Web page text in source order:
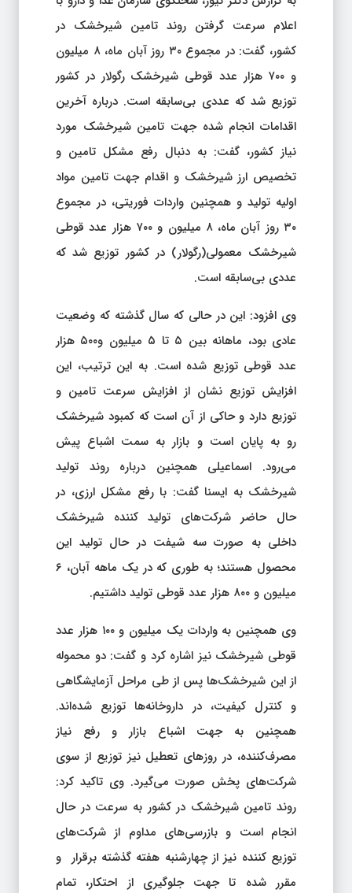
اعلام سرعت گرفتن روند تامین شیرخشک در
کشور، گفت: در مجموع ۳۰ روز آبان ماه، ۸ میلیون
و ۷۰۰ هزار عدد قوطی شیرخشک رگولار در کشور
توزیع شد که عددی بی‌سابقه است. درباره آخرین
اقدامات انجام شده جهت تامین شیرخشک مورد
نیاز کشور، گفت: به دنبال رفع مشکل تامین و
تخصیص ارز شیرخشک و اقدام جهت تامین مواد
اولیه تولید و همچنین واردات فوریتی، در مجموع
۳۰ روز آبان ماه، ۸ میلیون و ۷۰۰ هزار عدد قوطی
شیرخشک معمولی(رگولار) در کشور توزیع شد که
عددی بی‌سابقه است.
وی افزود: این در حالی که سال گذشته که وضعیت
عادی بود، ماهانه بین ۵ تا ۵ میلیون و۵۰۰ هزار
عدد قوطی توزیع شده است. به این ترتیب، این
افزایش توزیع نشان از افزایش سرعت تامین و
توزیع دارد و حاکی از آن است که کمبود شیرخشک
رو به پایان است و بازار به سمت اشباع پیش
می‌رود. اسماعیلی همچنین درباره روند تولید
شیرخشک به ایسنا گفت: با رفع مشکل ارزی، در
حال حاضر شرکت‌های تولید کننده شیرخشک
داخلی به صورت سه شیفت در حال تولید این
محصول هستند؛ به طوری که در یک ماهه آبان، ۶
میلیون و ۸۰۰ هزار عدد قوطی تولید داشتیم.
وی همچنین به واردات یک میلیون و ۱۰۰ هزار عدد
قوطی شیرخشک نیز اشاره کرد و گفت: دو محموله
از این شیرخشک‌ها پس از طی مراحل آزمایشگاهی
و کنترل کیفیت، در داروخانه‌ها توزیع شده‌اند.
همچنین به جهت اشباع بازار و رفع نیاز
مصرف‌کننده، در روزهای تعطیل نیز توزیع از سوی
شرکت‌های پخش صورت می‌گیرد. وی تاکید کرد:
روند تامین شیرخشک در کشور به سرعت در حال
انجام است و بازرسی‌های مداوم از شرکت‌های
توزیع کننده نیز از چهارشنبه هفته گذشته برقرار و
مقرر شده تا جهت جلوگیری از احتکار، تمام